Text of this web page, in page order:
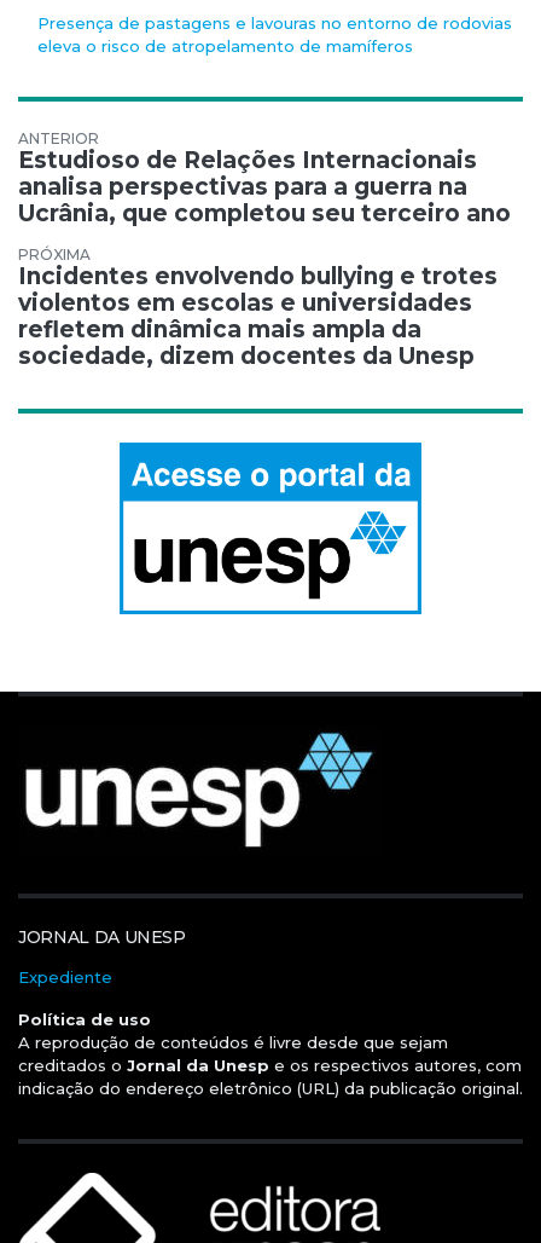
Presença de pastagens e lavouras no entorno de rodovias
eleva o risco de atropelamento de mamíferos
Navegação de Post
Estudioso de Relações Internacionais
analisa perspectivas para a guerra na
Ucrânia, que completou seu terceiro ano
Incidentes envolvendo bullying e trotes
violentos em escolas e universidades
refletem dinâmica mais ampla da
sociedade, dizem docentes da Unesp
JORNAL DA UNESP
Expediente
Política de uso
A reprodução de conteúdos é livre desde que sejam
creditados o Jornal da Unesp e os respectivos autores, com
indicação do endereço eletrônico (URL) da publicação original.